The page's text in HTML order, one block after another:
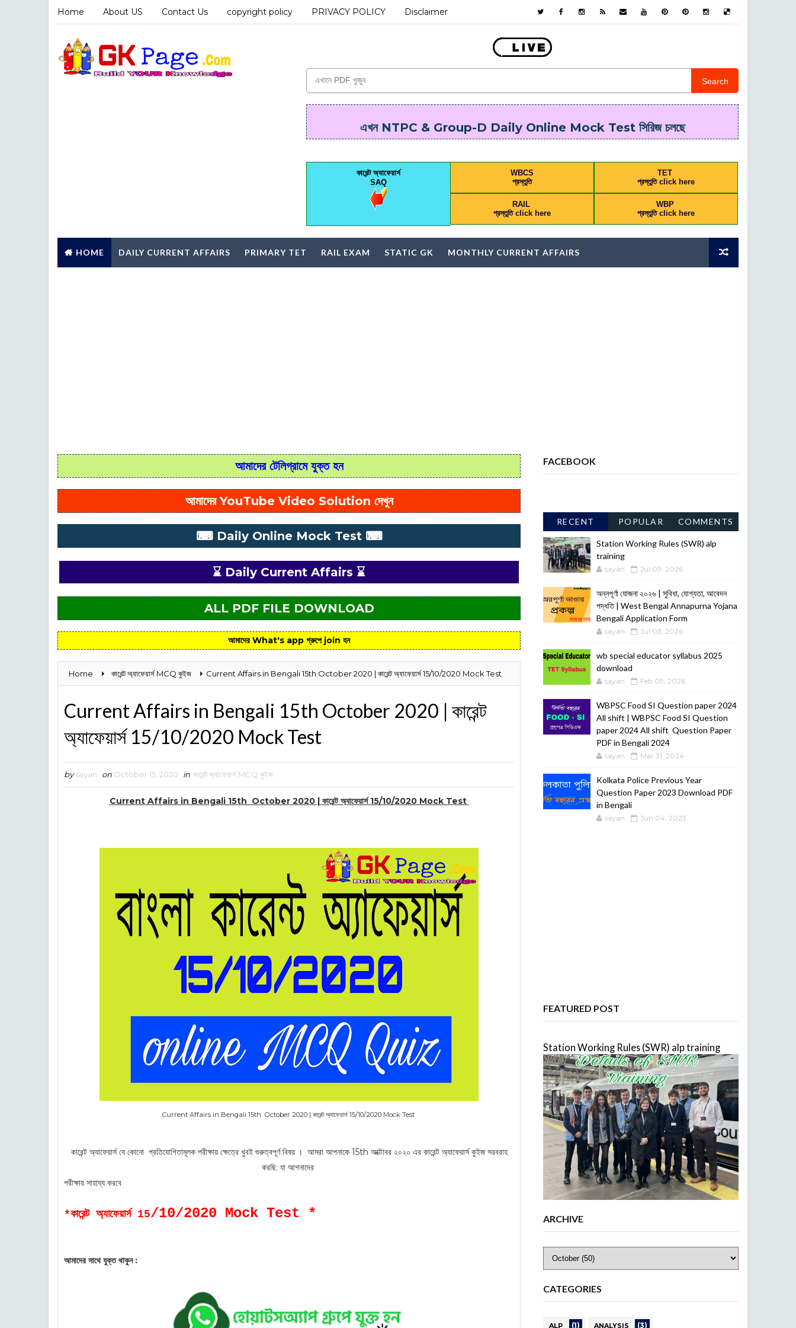
Home About US Contact Us copyright policy PRIVACY POLICY Disclaimer
Search
এখন NTPC & Group-D Daily Online Mock Test সিরিজ চলছে
কারেন্ট অ্যাফেয়ার্স
SAQ
WBCS
প্রস্তুতি
TET
প্রস্তুতি click here
RAIL
প্রস্তুতি click here
WBP
প্রস্তুতি click here
HOME DAILY CURRENT AFFAIRS PRIMARY TET RAIL EXAM STATIC GK MONTHLY CURRENT AFFAIRS
আমাদের টেলিগ্রামে যুক্ত হন
আমাদের YouTube Video Solution দেখুন
⌨ Daily Online Mock Test ⌨
⌛ Daily Current Affairs ⌛
ALL PDF FILE DOWNLOAD
আমাদের What's app গ্রুপে join হন
Home কারেন্ট অ্যাফেয়ার্স MCQ কুইজ Current Affairs in Bengali 15th October 2020 | কারেন্ট অ্যাফেয়ার্স 15/10/2020 Mock Test
Current Affairs in Bengali 15th October 2020 | কারেন্ট
অ্যাফেয়ার্স 15/10/2020 Mock Test
by sayan on October 15, 2020 in কারেন্ট অ্যাফেয়ার্স MCQ কুইজ
Current Affairs in Bengali 15th October2020 | কারেন্টঅ্যাফেয়ার্স 15/10/2020 Mock Test
Current Affairs in Bengali 15th October 2020 | কারেন্ট অ্যাফেয়ার্স 15/10/2020 Mock Test
কারেন্ট অ্যাফেয়ার্সযে কোনো প্রতিযোগিতামূলক পরীক্ষায় ক্ষেত্রে খুবই গুরুত্বপূর্ণ বিষয় । আমরা আপনাকে 15th অক্টোবর ২০২০ এর কারেন্ট অ্যাফেয়ার্স কুইজ সরবরাহ
করছি: যা আপনাদের
পরীক্ষায় সাহায্য করবে
*কারেন্ট অ্যাফেয়ার্স 15/10/2020 Mock Test *
আমাদের সাথে যুক্ত থাকুন :
FACEBOOK
RECENT
POPULAR
POSTS
COMMENTS
Station Working Rules (SWR) alp
training
sayan Jul 09, 2026
অন্নপূর্ণা যোজনা ২০২৬ | সুবিধা, যোগ্যতা, আবেদন
পদ্ধতি | West Bengal Annapurna Yojana
Bengali Application Form
sayan Jul 03, 2026
wb special educator syllabus 2025
download
sayan Feb 09, 2026
WBPSC Food SI Question paper 2024
All shift | WBPSC Food SI Question
paper 2024 All shift Question Paper
PDF in Bengali 2024
sayan Mar 31, 2024
Kolkata Police Previous Year
Question Paper 2023 Download PDF
in Bengali
sayan Jun 04, 2023
FEATURED POST
Station Working Rules (SWR) alp training
ARCHIVE
CATEGORIES
ALP (1) ANALYSIS (3)